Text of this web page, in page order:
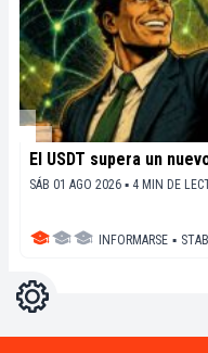
El USDT supera un
SÁB 01 AGO 2026 ▪ 4 MIN DE
INFORMARSE ▪
Ajustes